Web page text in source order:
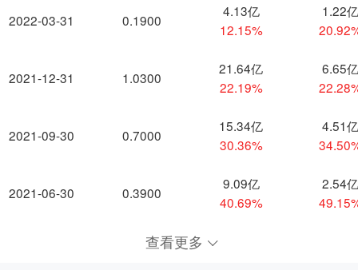
2022-03-31
2021-12-31
2021-09-30
2021-06-30
0.1900
4.13亿
12.15%
1.22亿
1.0300
21.64亿
22.19%
6.65亿
0.7000
15.34亿
30.36%
4.51亿
0.3900
9.09亿
40.69%
2.54亿
查看更多